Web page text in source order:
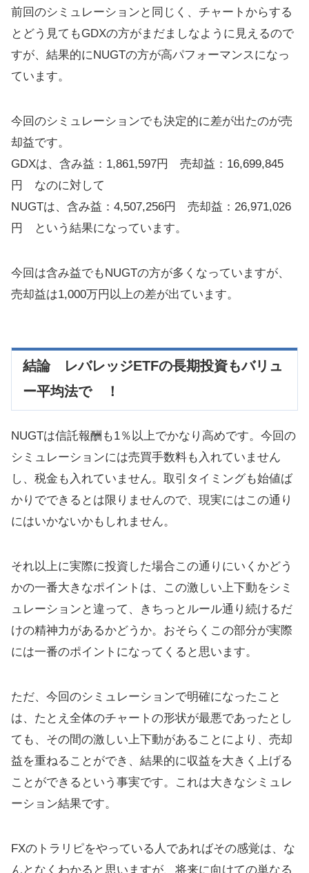
前回のシミュレーションと同じく、チャートからする
とどう見てもGDXの方がまだましなように見えるので
すが、結果的にNUGTの方が高パフォーマンスになっ
ています。
今回のシミュレーションでも決定的に差が出たのが売
却益です。
GDXは、含み益：1,861,597円 売却益：16,699,845
円 なのに対して
NUGTは、含み益：4,507,256円 売却益：26,971,026
円 という結果になっています。
今回は含み益でもNUGTの方が多くなっていますが、
売却益は1,000万円以上の差が出ています。
結論 レバレッジETFの長期投資もバリュ
ー平均法で ！
NUGTは信託報酬も1％以上でかなり高めです。今回の
シミュレーションには売買手数料も入れていません
し、税金も入れていません。取引タイミングも始値ば
かりでできるとは限りませんので、現実にはこの通り
にはいかないかもしれません。
それ以上に実際に投資した場合この通りにいくかどう
かの一番大きなポイントは、この激しい上下動をシミ
ュレーションと違って、きちっとルール通り続けるだ
けの精神力があるかどうか。おそらくこの部分が実際
には一番のポイントになってくると思います。
ただ、今回のシミュレーションで明確になったこと
は、たとえ全体のチャートの形状が最悪であったとし
ても、その間の激しい上下動があることにより、売却
益を重ねることができ、結果的に収益を大きく上げる
ことができるという事実です。これは大きなシミュレ
ーション結果です。
FXのトラリピをやっている人であればその感覚は、な
んとなくわかると思いますが、将来に向けての単なる